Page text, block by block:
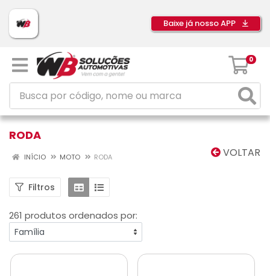
Baixe já nosso APP
0
RODA
VOLTAR
INÍCIO MOTO RODA
Filtros
261 produtos ordenados por: